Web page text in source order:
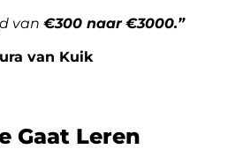
van €300 naar €3000.”
van Kuik
Gaat Leren